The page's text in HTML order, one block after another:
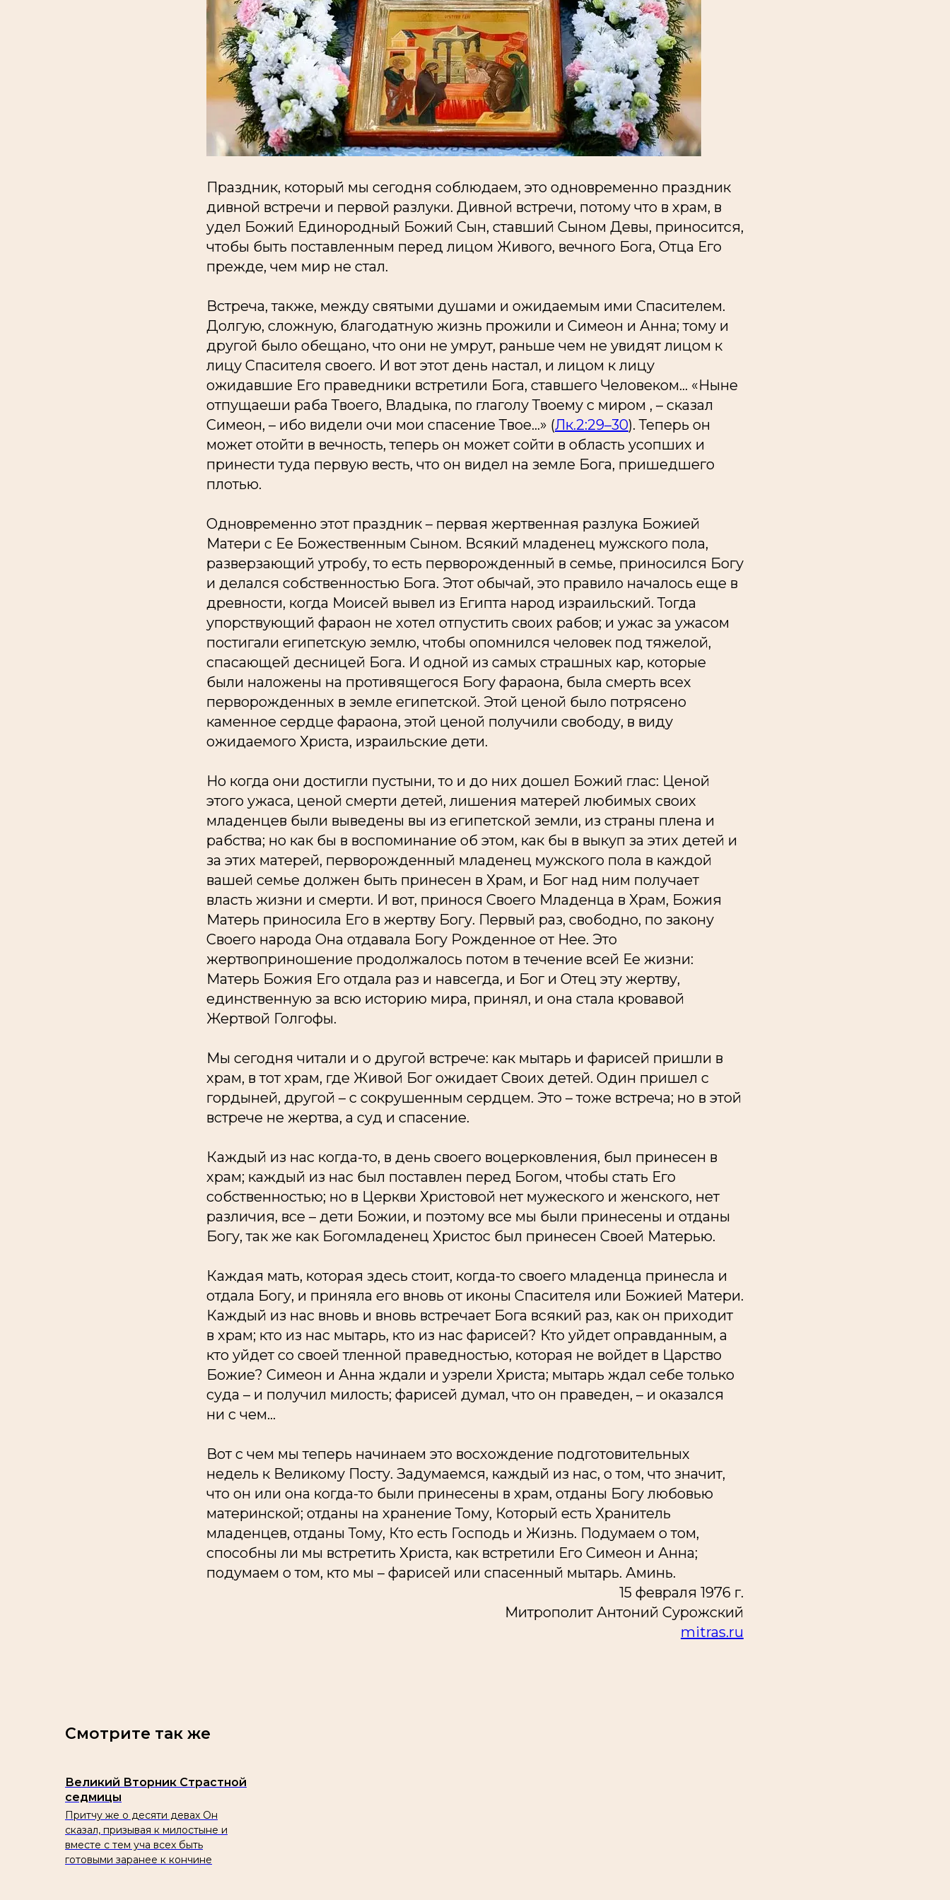
Праздник, который мы сегодня соблюдаем, это одновременно праздник
дивной встречи и первой разлуки. Дивной встречи, потому что в храм, в
удел Божий Единородный Божий Сын, ставший Сыном Девы, приносится,
чтобы быть поставленным перед лицом Живого, вечного Бога, Отца Его
прежде, чем мир не стал.
Встреча, также, между святыми душами и ожидаемым ими Спасителем.
Долгую, сложную, благодатную жизнь прожили и Симеон и Анна; тому и
другой было обещано, что они не умрут, раньше чем не увидят лицом к
лицу Спасителя своего. И вот этот день настал, и лицом к лицу
ожидавшие Его праведники встретили Бога, ставшего Человеком... «Ныне
отпущаеши раба Твоего, Владыка, по глаголу Твоему с миром , – сказал
Симеон, – ибо видели очи мои спасение Твое...» (Лк.2:29–30). Теперь он
может отойти в вечность, теперь он может сойти в область усопших и
принести туда первую весть, что он видел на земле Бога, пришедшего
плотью.
Одновременно этот праздник – первая жертвенная разлука Божией
Матери с Ее Божественным Сыном. Всякий младенец мужского пола,
разверзающий утробу, то есть перворожденный в семье, приносился Богу
и делался собственностью Бога. Этот обычай, это правило началось еще в
древности, когда Моисей вывел из Египта народ израильский. Тогда
упорствующий фараон не хотел отпустить своих рабов; и ужас за ужасом
постигали египетскую землю, чтобы опомнился человек под тяжелой,
спасающей десницей Бога. И одной из самых страшных кар, которые
были наложены на противящегося Богу фараона, была смерть всех
перворожденных в земле египетской. Этой ценой было потрясено
каменное сердце фараона, этой ценой получили свободу, в виду
ожидаемого Христа, израильские дети.
Но когда они достигли пустыни, то и до них дошел Божий глас: Ценой
этого ужаса, ценой смерти детей, лишения матерей любимых своих
младенцев были выведены вы из египетской земли, из страны плена и
рабства; но как бы в воспоминание об этом, как бы в выкуп за этих детей и
за этих матерей, перворожденный младенец мужского пола в каждой
вашей семье должен быть принесен в Храм, и Бог над ним получает
власть жизни и смерти. И вот, принося Своего Младенца в Храм, Божия
Матерь приносила Его в жертву Богу. Первый раз, свободно, по закону
Своего народа Она отдавала Богу Рожденное от Нее. Это
жертвоприношение продолжалось потом в течение всей Ее жизни:
Матерь Божия Его отдала раз и навсегда, и Бог и Отец эту жертву,
единственную за всю историю мира, принял, и она стала кровавой
Жертвой Голгофы.
Мы сегодня читали и о другой встрече: как мытарь и фарисей пришли в
храм, в тот храм, где Живой Бог ожидает Своих детей. Один пришел с
гордыней, другой – с сокрушенным сердцем. Это – тоже встреча; но в этой
встрече не жертва, а суд и спасение.
Каждый из нас когда-то, в день своего воцерковления, был принесен в
храм; каждый из нас был поставлен перед Богом, чтобы стать Его
собственностью; но в Церкви Христовой нет мужеского и женского, нет
различия, все – дети Божии, и поэтому все мы были принесены и отданы
Богу, так же как Богомладенец Христос был принесен Своей Матерью.
Каждая мать, которая здесь стоит, когда-то своего младенца принесла и
отдала Богу, и приняла его вновь от иконы Спасителя или Божией Матери.
Каждый из нас вновь и вновь встречает Бога всякий раз, как он приходит
в храм; кто из нас мытарь, кто из нас фарисей? Кто уйдет оправданным, а
кто уйдет со своей тленной праведностью, которая не войдет в Царство
Божие? Симеон и Анна ждали и узрели Христа; мытарь ждал себе только
суда – и получил милость; фарисей думал, что он праведен, – и оказался
ни с чем...
Вот с чем мы теперь начинаем это восхождение подготовительных
недель к Великому Посту. Задумаемся, каждый из нас, о том, что значит,
что он или она когда-то были принесены в храм, отданы Богу любовью
материнской; отданы на хранение Тому, Который есть Хранитель
младенцев, отданы Тому, Кто есть Господь и Жизнь. Подумаем о том,
способны ли мы встретить Христа, как встретили Его Симеон и Анна;
подумаем о том, кто мы – фарисей или спасенный мытарь. Аминь.
15 февраля 1976 г.
Митрополит Антоний Сурожский
mitras.ru
Смотрите так же
Великий Вторник Страстной
седмицы
Притчу же о десяти девах Он
сказал, призывая к милостыне и
вместе с тем уча всех быть
готовыми заранее к кончине